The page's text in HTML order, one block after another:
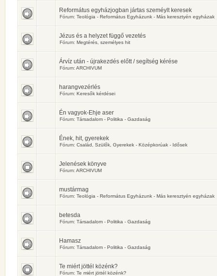
Református egyházjogban jártas szeméylt keresek
Fórum: Teológia - Református Egyházunk - Más keresztyén egyházak
Jézus és a helyzet függő vezetés
Fórum: Megtérés, személyes hit
Árvíz után - újrakezdés előtt / segítség kérése
Fórum: ARCHIVUM
harangvezérlés
Fórum: Keresők kérdései
Én vagyok-Ehje aser
Fórum: Társadalom - Politika - Gazdaság
Ének, hit, gyerekek
Fórum: Család, Szülők, Gyerekek - Középkorúak - Idősek
Jelenések könyve
Fórum: ARCHIVUM
mustármag
Fórum: Teológia - Református Egyházunk - Más keresztyén egyházak
betesda
Fórum: Társadalom - Politika - Gazdaság
Hamasz
Fórum: Társadalom - Politika - Gazdaság
Te miért jöttél közénk?
Fórum: Te miért jöttél közénk?